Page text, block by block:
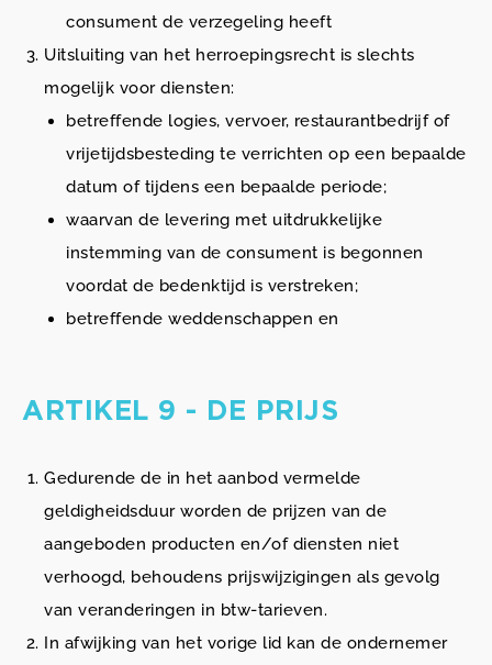
consument de verzegeling heeft
Uitsluiting van het herroepingsrecht is slechts
mogelijk voor diensten:
betreffende logies, vervoer, restaurantbedrijf of
vrijetijdsbesteding te verrichten op een bepaalde
datum of tijdens een bepaalde periode;
waarvan de levering met uitdrukkelijke
instemming van de consument is begonnen
voordat de bedenktijd is verstreken;
betreffende weddenschappen en
ARTIKEL 9 - DE PRIJS
Gedurende de in het aanbod vermelde
geldigheidsduur worden de prijzen van de
aangeboden producten en/of diensten niet
verhoogd, behoudens prijswijzigingen als gevolg
van veranderingen in btw-tarieven.
In afwijking van het vorige lid kan de ondernemer